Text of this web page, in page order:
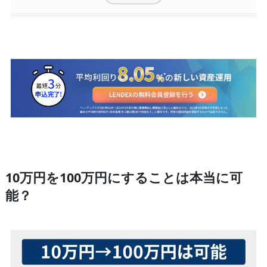
10万円を100万円にすることは本当に可
能？